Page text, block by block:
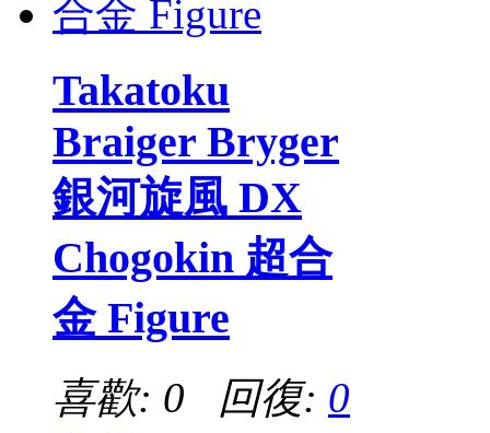
Takatoku
Braiger Bryger
銀河旋風 DX
Chogokin 超合
金 Figure
喜歡: 0 回復: 0